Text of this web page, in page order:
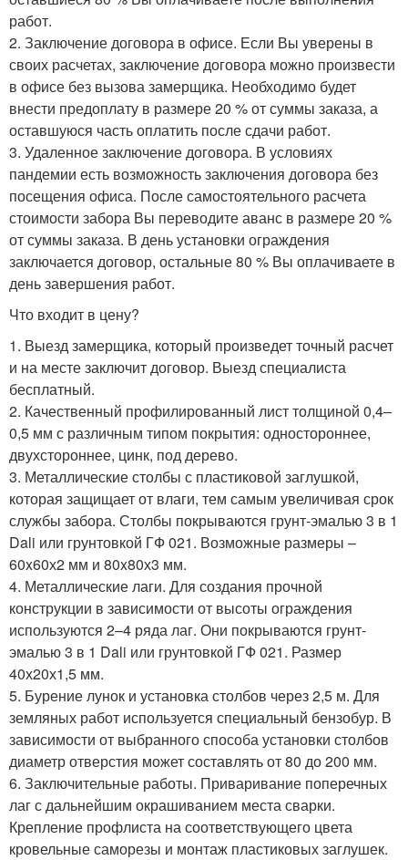
работ.
2. Заключение договора в офисе. Если Вы уверены в
своих расчетах, заключение договора можно произвести
в офисе без вызова замерщика. Необходимо будет
внести предоплату в размере 20 % от суммы заказа, а
оставшуюся часть оплатить после сдачи работ.
3. Удаленное заключение договора. В условиях
пандемии есть возможность заключения договора без
посещения офиса. После самостоятельного расчета
стоимости забора Вы переводите аванс в размере 20 %
от суммы заказа. В день установки ограждения
заключается договор, остальные 80 % Вы оплачиваете в
день завершения работ.
Что входит в цену?
1. Выезд замерщика, который произведет точный расчет
и на месте заключит договор. Выезд специалиста
бесплатный.
2. Качественный профилированный лист толщиной 0,4–
0,5 мм с различным типом покрытия: одностороннее,
двухстороннее, цинк, под дерево.
3. Металлические столбы с пластиковой заглушкой,
которая защищает от влаги, тем самым увеличивая срок
службы забора. Столбы покрываются грунт-эмалью 3 в 1
Dali или грунтовкой ГФ 021. Возможные размеры –
60x60х2 мм и 80x80х3 мм.
4. Металлические лаги. Для создания прочной
конструкции в зависимости от высоты ограждения
используются 2–4 ряда лаг. Они покрываются грунт-
эмалью 3 в 1 Dali или грунтовкой ГФ 021. Размер
40х20х1,5 мм.
5. Бурение лунок и установка столбов через 2,5 м. Для
земляных работ используется специальный бензобур. В
зависимости от выбранного способа установки столбов
диаметр отверстия может составлять от 80 до 200 мм.
6. Заключительные работы. Приваривание поперечных
лаг с дальнейшим окрашиванием места сварки.
Крепление профлиста на соответствующего цвета
кровельные саморезы и монтаж пластиковых заглушек.